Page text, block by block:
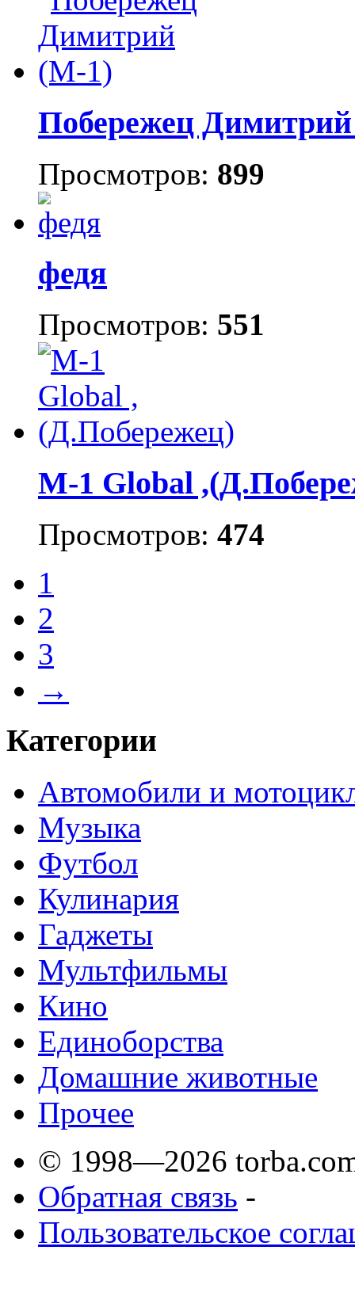
Побережец
Просмотров: 899
федя
Просмотров: 551
M-1 Global
Просмотров: 474
1
2
3
→
Категории
Автомобили и
Музыка
Футбол
Кулинария
Гаджеты
Мультфильмы
Кино
Единоборства
Домашние животные
Прочее
© 1998—2026
Обратная связь -
Пользовательское